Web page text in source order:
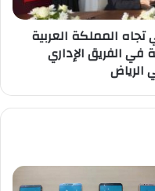
تجاه المملكة العربية
الفريق الإداري